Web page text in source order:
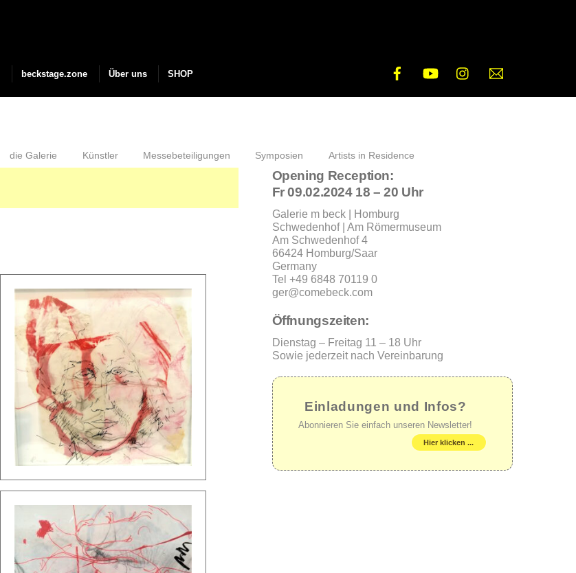
beckstage.zone Über uns SHOP
die Galerie Künstler Messebeteiligungen Symposien Artists in Residence
Opening Reception:
Fr 09.02.2024 18 – 20 Uhr
Galerie m beck | Homburg
Schwedenhof | Am Römermuseum
Am Schwedenhof 4
66424 Homburg/Saar
Germany
Tel +49 6848 70119 0
ger@comebeck.com
Öffnungszeiten:
Dienstag – Freitag 11 – 18 Uhr
Sowie jederzeit nach Vereinbarung
Einladungen und Infos?
Abonnieren Sie einfach unseren Newsletter!
Hier klicken ...